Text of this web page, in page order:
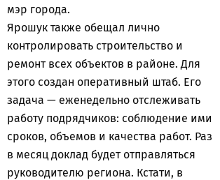
мэр города.
Ярошук также обещал лично
контролировать строительство и
ремонт всех объектов в районе. Для
этого создан оперативный штаб. Его
задача — еженедельно отслеживать
работу подрядчиков: соблюдение ими
сроков, объемов и качества работ. Раз
в месяц доклад будет отправляться
руководителю региона. Кстати, в